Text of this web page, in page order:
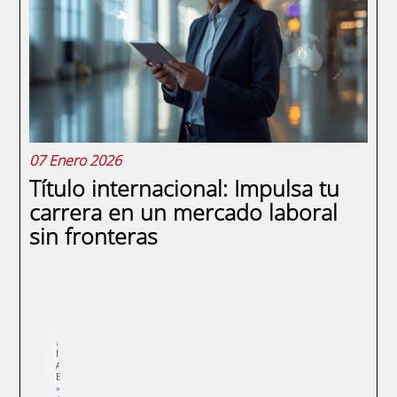
única para los estudiantes dominicanos
que buscan una formación de élite en
europea....
07 Enero 2026
Título internacional: Impulsa tu
carrera en un mercado laboral
sin fronteras
Sobrescribir
enlaces
de
ayuda
a
la
E
N
A
E